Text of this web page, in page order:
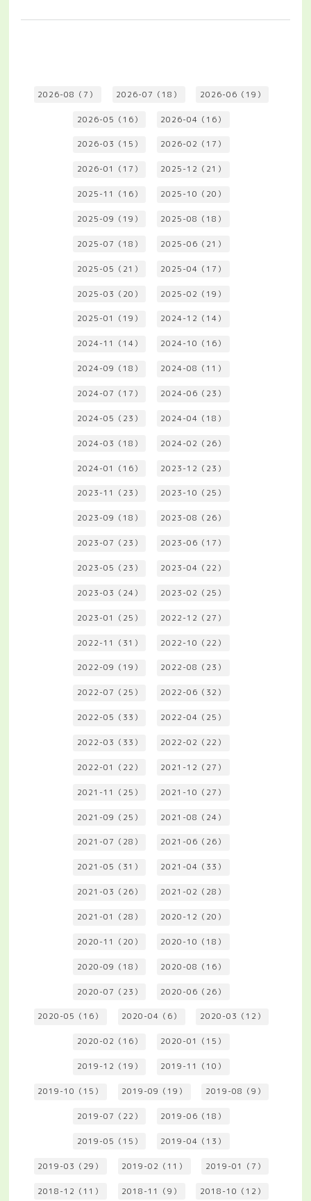
2026-08（7） 2026-07（18） 2026-06（19）
2026-05（16） 2026-04（16）
2026-03（15） 2026-02（17）
2026-01（17） 2025-12（21）
2025-11（16） 2025-10（20）
2025-09（19） 2025-08（18）
2025-07（18） 2025-06（21）
2025-05（21） 2025-04（17）
2025-03（20） 2025-02（19）
2025-01（19） 2024-12（14）
2024-11（14） 2024-10（16）
2024-09（18） 2024-08（11）
2024-07（17） 2024-06（23）
2024-05（23） 2024-04（18）
2024-03（18） 2024-02（26）
2024-01（16） 2023-12（23）
2023-11（23） 2023-10（25）
2023-09（18） 2023-08（26）
2023-07（23） 2023-06（17）
2023-05（23） 2023-04（22）
2023-03（24） 2023-02（25）
2023-01（25） 2022-12（27）
2022-11（31） 2022-10（22）
2022-09（19） 2022-08（23）
2022-07（25） 2022-06（32）
2022-05（33） 2022-04（25）
2022-03（33） 2022-02（22）
2022-01（22） 2021-12（27）
2021-11（25） 2021-10（27）
2021-09（25） 2021-08（24）
2021-07（28） 2021-06（26）
2021-05（31） 2021-04（33）
2021-03（26） 2021-02（28）
2021-01（28） 2020-12（20）
2020-11（20） 2020-10（18）
2020-09（18） 2020-08（16）
2020-07（23） 2020-06（26）
2020-05（16） 2020-04（6） 2020-03（12）
2020-02（16） 2020-01（15）
2019-12（19） 2019-11（10）
2019-10（15） 2019-09（19） 2019-08（9）
2019-07（22） 2019-06（18）
2019-05（15） 2019-04（13）
2019-03（29） 2019-02（11） 2019-01（7）
2018-12（11） 2018-11（9） 2018-10（12）